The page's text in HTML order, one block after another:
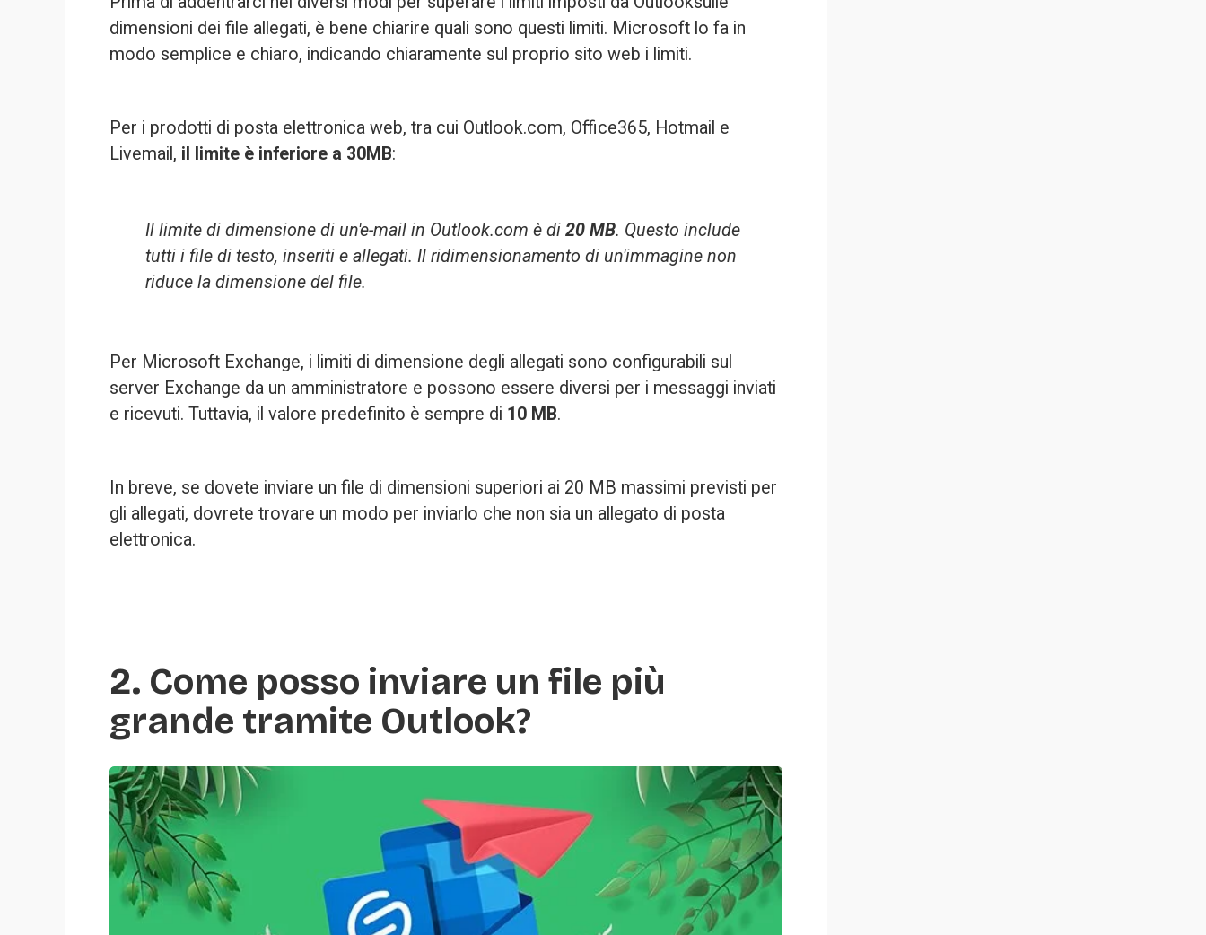
dimensioni dei file allegati, è bene chiarire quali sono questi limiti. Microsoft lo fa in
modo semplice e chiaro, indicando chiaramente sul proprio sito web i limiti.
Per i prodotti di posta elettronica web, tra cui Outlook.com, Office365, Hotmail e
Livemail, il limite è inferiore a 30MB:
Il limite di dimensione di un'e-mail in Outlook.com è di 20 MB. Questo include
tutti i file di testo, inseriti e allegati. Il ridimensionamento di un'immagine non
riduce la dimensione del file.
Per Microsoft Exchange, i limiti di dimensione degli allegati sono configurabili sul
server Exchange da un amministratore e possono essere diversi per i messaggi inviati
e ricevuti. Tuttavia, il valore predefinito è sempre di 10 MB.
In breve, se dovete inviare un file di dimensioni superiori ai 20 MB massimi previsti per
gli allegati, dovrete trovare un modo per inviarlo che non sia un allegato di posta
elettronica.
2. Come posso inviare un file più
grande tramite Outlook?